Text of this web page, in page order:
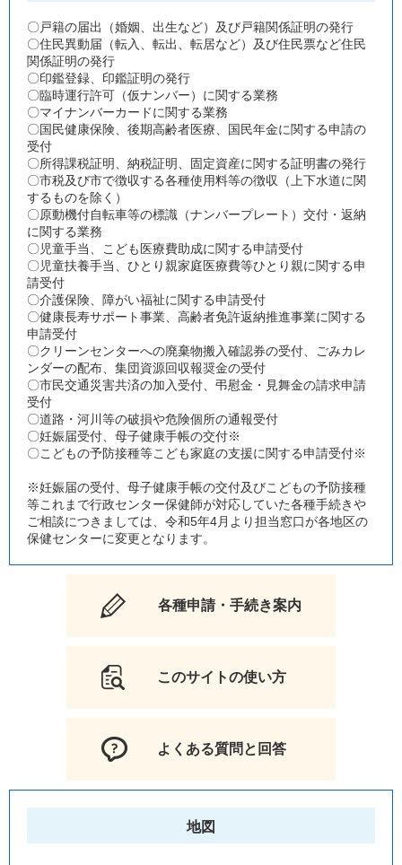
〇戸籍の届出（婚姻、出生など）及び戸籍関係証明の発行
〇住民異動届（転入、転出、転居など）及び住民票など住民
関係証明の発行
〇印鑑登録、印鑑証明の発行
〇臨時運行許可（仮ナンバー）に関する業務
〇マイナンバーカードに関する業務
〇国民健康保険、後期高齢者医療、国民年金に関する申請の
受付
〇所得課税証明、納税証明、固定資産に関する証明書の発行
〇市税及び市で徴収する各種使用料等の徴収（上下水道に関
するものを除く）
〇原動機付自転車等の標識（ナンバープレート）交付・返納
に関する業務
〇児童手当、こども医療費助成に関する申請受付
〇児童扶養手当、ひとり親家庭医療費等ひとり親に関する申
請受付
〇介護保険、障がい福祉に関する申請受付
〇健康長寿サポート事業、高齢者免許返納推進事業に関する
申請受付
〇クリーンセンターへの廃棄物搬入確認券の受付、ごみカレ
ンダーの配布、集団資源回収報奨金の受付
〇市民交通災害共済の加入受付、弔慰金・見舞金の請求申請
受付
〇道路・河川等の破損や危険個所の通報受付
〇妊娠届受付、母子健康手帳の交付※
〇こどもの予防接種等こども家庭の支援に関する申請受付※
※妊娠届の受付、母子健康手帳の交付及びこどもの予防接種
等これまで行政センター保健師が対応していた各種手続きや
ご相談につきましては、令和5年4月より担当窓口が各地区の
保健センターに変更となります。
各種申請・手続き案内
このサイトの使い方
よくある質問と回答
地図